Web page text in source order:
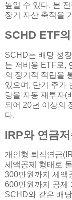
높일 수 있다. 본
장기 자산 축적을
SCHD ETF
SCHD는 배당 성
는 저비용 ETF로,
의 정기적 적립을
있으며, 단기 주가
당을 자동 재투자(
되어 20년 이상의
다.
IRP와 연금
개인형 퇴직연금
세액공제 형태로
300만원까지 세액
600만원까지 공제
SCHD와 같은 배